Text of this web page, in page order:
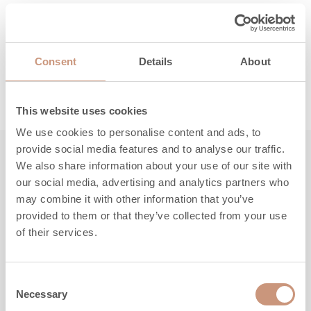
Consent Details About
This website uses cookies
We use cookies to personalise content and ads, to
provide social media features and to analyse our traffic.
We also share information about your use of our site with
our social media, advertising and analytics partners who
may combine it with other information that you’ve
provided to them or that they’ve collected from your use
of their services.
Selection
Necessary
varaosaosapalvelun yhteystiedot sekä takuuasiat.
LUE LISÄÄ
Tutustu myös